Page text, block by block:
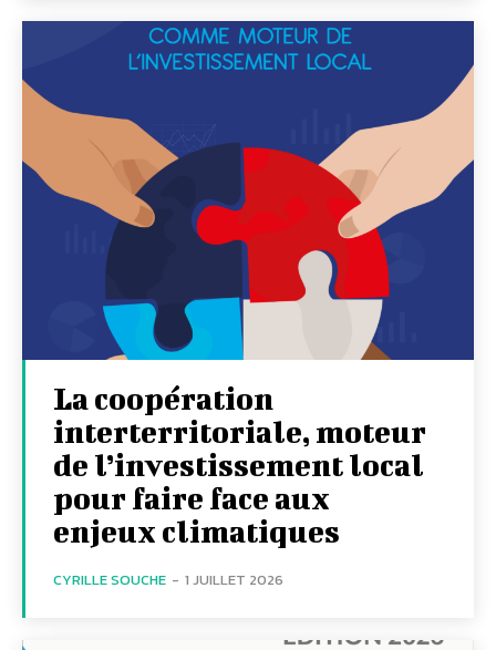
La coopération
interterritoriale, moteur
de l’investissement local
pour faire face aux
enjeux climatiques
CYRILLE SOUCHE - 1 JUILLET 2026